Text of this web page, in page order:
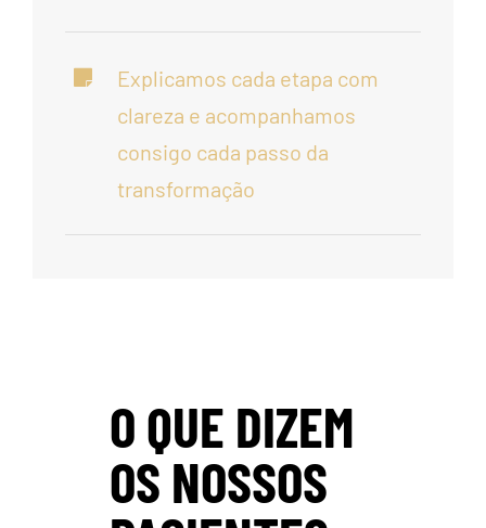
Explicamos cada etapa com
clareza e acompanhamos
consigo cada passo da
transformação
O QUE DIZEM
OS NOSSOS